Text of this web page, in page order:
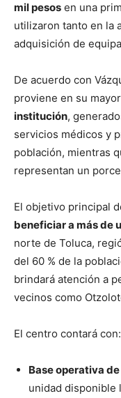
mil pesos en una
utilizaron tanto en la
adquisición de
De acuerdo con
proviene en su
institución,
servicios médicos y
población, mientras
representan un
El objetivo principal
beneficiar a más de
norte de Toluca,
del 60 % de la
brindará atención a
vecinos como
El centro contará con:
Base operativa
unidad disponible